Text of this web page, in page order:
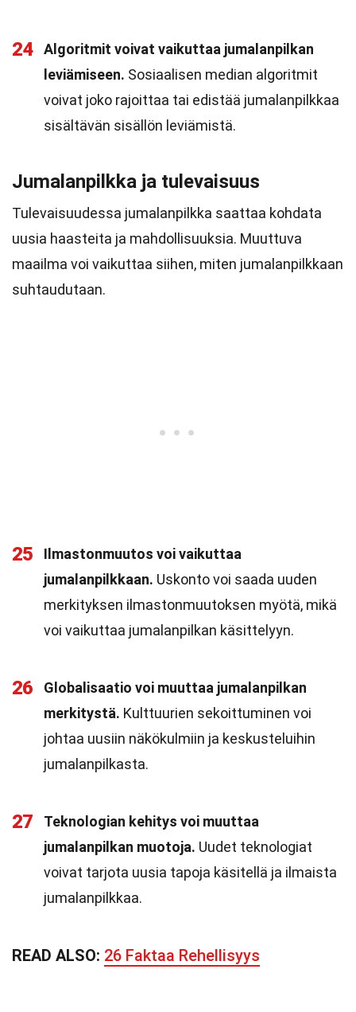
24
Algoritmit voivat vaikuttaa jumalanpilkan
leviämiseen. Sosiaalisen median algoritmit
voivat joko rajoittaa tai edistää jumalanpilkkaa
sisältävän sisällön leviämistä.
Jumalanpilkka ja tulevaisuus
Tulevaisuudessa jumalanpilkka saattaa kohdata
uusia haasteita ja mahdollisuuksia. Muuttuva
maailma voi vaikuttaa siihen, miten jumalanpilkkaan
suhtaudutaan.
25
Ilmastonmuutos voi vaikuttaa
jumalanpilkkaan. Uskonto voi saada uuden
merkityksen ilmastonmuutoksen myötä, mikä
voi vaikuttaa jumalanpilkan käsittelyyn.
26
Globalisaatio voi muuttaa jumalanpilkan
merkitystä. Kulttuurien sekoittuminen voi
johtaa uusiin näkökulmiin ja keskusteluihin
jumalanpilkasta.
27
Teknologian kehitys voi muuttaa
jumalanpilkan muotoja. Uudet teknologiat
voivat tarjota uusia tapoja käsitellä ja ilmaista
jumalanpilkkaa.
READ ALSO: 26 Faktaa Rehellisyys